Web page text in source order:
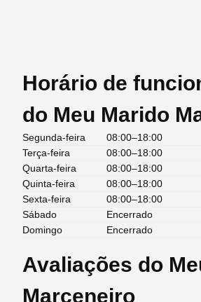
Horário de
do Meu Marido
Segunda-feira
08:00–18:00
Terça-feira
08:00–18:00
Quarta-feira
08:00–18:00
Quinta-feira
08:00–18:00
Sexta-feira
08:00–18:00
Sábado
Encerrado
Domingo
Encerrado
Avaliações do
Marceneiro